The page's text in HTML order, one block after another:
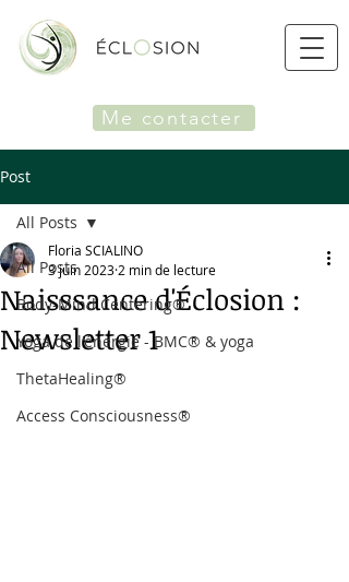
Me contacter
Post
All Posts
Body-Mind Centering®
Yoga de l'énergie - BMC® & yoga
ThetaHealing®
Access Consciousness®
All Posts
Naisssance d'Éclosion :
Newsletter 1
Floria SCIALINO
3 juin 2023 2 min de lecture